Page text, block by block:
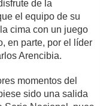
de la
el equipo de su
cima con un juego
en parte, por el líder
Arencibia.
momentos del
sido una salida